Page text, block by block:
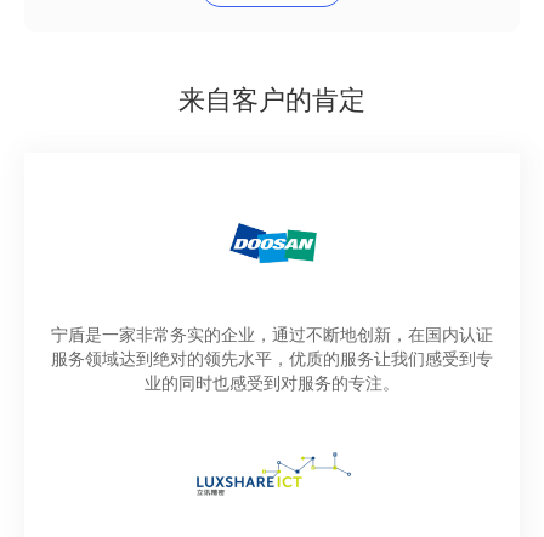
来自客户的肯定
宁盾是一家非常务实的企业，通过不断地创新，在国内认证
服务领域达到绝对的领先水平，优质的服务让我们感受到专
业的同时也感受到对服务的专注。